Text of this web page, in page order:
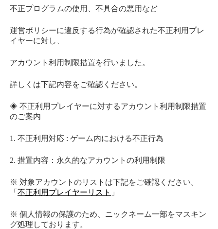
不正プログラムの使用、不具合の悪用など
運営ポリシーに違反する行為が確認された不正利用プレ
イヤーに対し、
アカウント利用制限措置を行いました。
詳しくは下記内容をご確認ください。
◈ 不正利用プレイヤーに対するアカウント利用制限措置
のご案内
1. 不正利用対応 : ゲーム内における不正行為
2. 措置内容：永久的なアカウントの利用制限
※ 対象アカウントのリストは下記をご確認ください。
「 不正利用プレイヤーリスト 」
※ 個人情報の保護のため、ニックネーム一部をマスキン
グ処理しております。